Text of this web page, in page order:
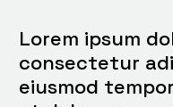
Lorem ipsum
consectetur
eiusmod